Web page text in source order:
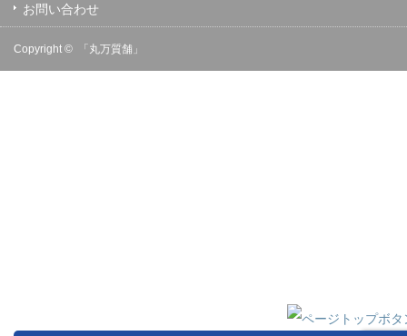
お問い合わせ
Copyright © 「丸万質舗」